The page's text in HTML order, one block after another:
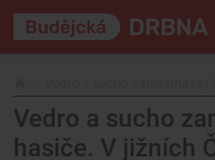
Vedro a sucho
hasiče. V jižních